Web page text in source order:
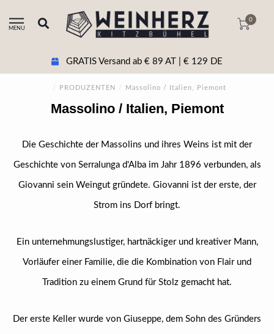
MENU
0
GRATIS Versand ab € 89 AT | € 129 DE
/ PRODUZENTEN / Massolino / Italien, Piemont
Massolino / Italien, Piemont
Die Geschichte der Massolins und ihres Weins ist mit der
Geschichte von Serralunga d'Alba im Jahr 1896 verbunden, als
Giovanni sein Weingut gründete. Giovanni ist der erste, der
Strom ins Dorf bringt.
Ein unternehmungslustiger, hartnäckiger und kreativer Mann,
Vorläufer einer Familie, die die Kombination von Flair und
Tradition zu einem Grund für Stolz gemacht hat.
Der erste Keller wurde von Giuseppe, dem Sohn des Gründers